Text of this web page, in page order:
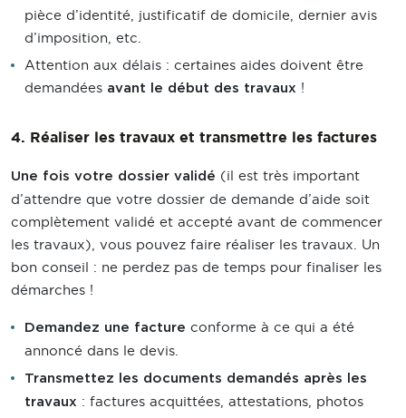
pièce d’identité, justificatif de domicile, dernier avis
d’imposition, etc.
Attention aux délais : certaines aides doivent être
demandées avant le début des travaux !
4. Réaliser les travaux et transmettre les factures
Une fois votre dossier validé (il est très important
d’attendre que votre dossier de demande d’aide soit
complètement validé et accepté avant de commencer
les travaux), vous pouvez faire réaliser les travaux. Un
bon conseil : ne perdez pas de temps pour finaliser les
démarches !
Demandez une facture conforme à ce qui a été
annoncé dans le devis.
Transmettez les documents demandés après les
travaux : factures acquittées, attestations, photos